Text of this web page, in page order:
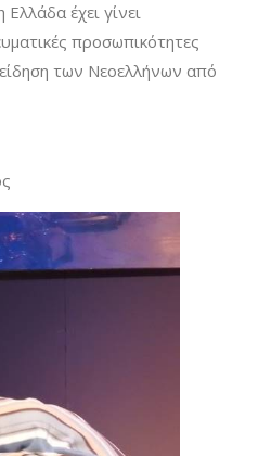
έχει γίνει
προσωπικότητες
των Νεοελλήνων από